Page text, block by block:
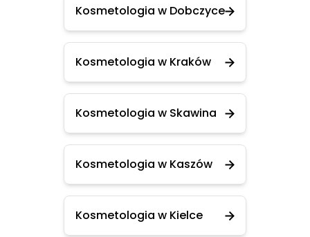
Kosmetologia w Dobczyce
Kosmetologia w Kraków
Kosmetologia w Skawina
Kosmetologia w Kaszów
Kosmetologia w Kielce